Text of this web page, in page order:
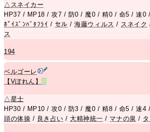
△ スネイカー
HP37 / MP18 / 攻7 / 防0 / 魔0 / 精0 / 命5 / 速0
ﾎﾟｲｽﾞﾝﾊﾞﾀﾌﾗｲ / セル /海藤ウィルス / スネイク
ス
194
ベルゴーレ
【Vぽれん】
R
△星士
HP30 / MP10 / 攻0 / 防3 / 魔0 / 精8 / 命5 / 速4
頭の体操 / 良き占い / 大精神統一 / マナの泉 /